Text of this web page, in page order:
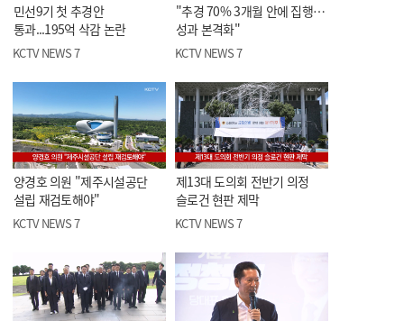
민선9기 첫 추경안
통과...195억 삭감 논란
KCTV NEWS 7
"추경 70% 3개월 안에 집행…
성과 본격화"
KCTV NEWS 7
양경호 의원 "제주시설공단
설립 재검토해야"
KCTV NEWS 7
제13대 도의회 전반기 의정
슬로건 현판 제막
KCTV NEWS 7